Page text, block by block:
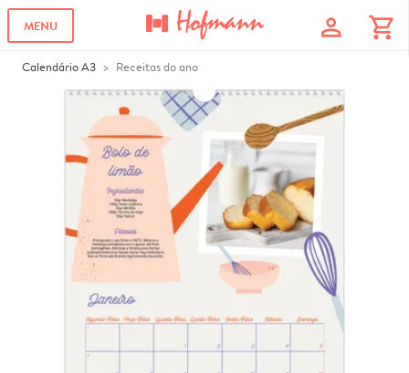
MENU profile shopping_cart
Calendário A3 Receitas do ano